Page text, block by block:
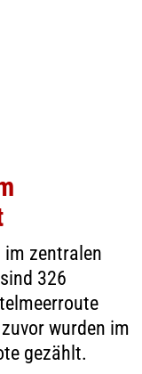
zentralen
326
wurden im
gezählt.